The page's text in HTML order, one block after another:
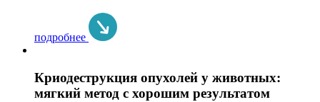
подробнее
Криодеструкция опухолей у животных:
мягкий метод с хорошим результатом